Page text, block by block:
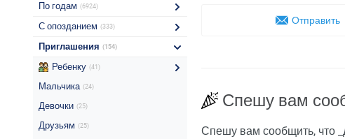
По годам (6924)
С опозданием (333)
Приглашения (154)
Ребенку (41)
Мальчика (24)
Девочки (25)
Друзьям (25)
Отправить
Спешу вам
Спешу вам сообщить, что